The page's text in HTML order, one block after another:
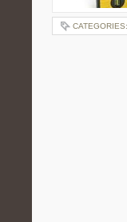
CATEGORIES: